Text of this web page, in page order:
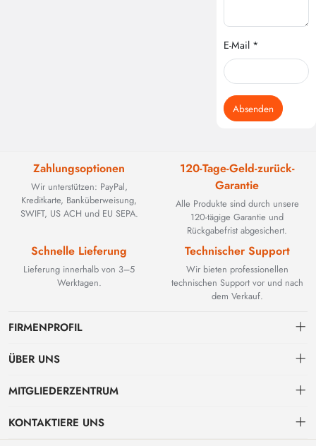
E-Mail *
Absenden
Zahlungsoptionen
Wir unterstützen: PayPal,
Kreditkarte, Banküberweisung,
SWIFT, US ACH und EU SEPA.
120-Tage-Geld-zurück-
Garantie
Alle Produkte sind durch unsere
120-tägige Garantie und
Rückgabefrist abgesichert.
Schnelle Lieferung
Lieferung innerhalb von 3–5
Werktagen.
Technischer Support
Wir bieten professionellen
technischen Support vor und nach
dem Verkauf.
FIRMENPROFIL
BEYOND TECHNOLOGY INTERNATIONAL LIMITED wurde 2002
Glasfaserlösungen. Mit der Weiterentwicklung industrieller Netzwerke
ÜBER UNS
Kontakt
Zahlungs & Rechnungsbedingungen
MITGLIEDERZENTRUM
persönliches Zentrum
KONTAKTIERE UNS